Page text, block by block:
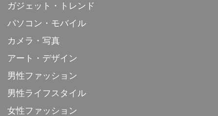
ガジェット・トレンド
パソコン・モバイル
カメラ・写真
アート・デザイン
男性ファッション
男性ライフスタイル
女性ファッション